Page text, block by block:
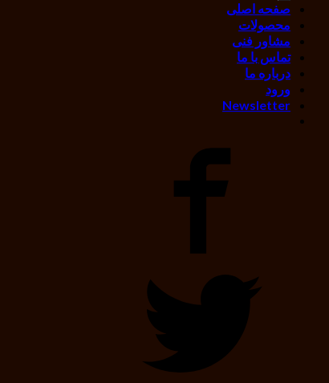
صفحه اصلی
محصولات
مشاور فنی
تماس با ما
درباره ما
ورود
Newsletter